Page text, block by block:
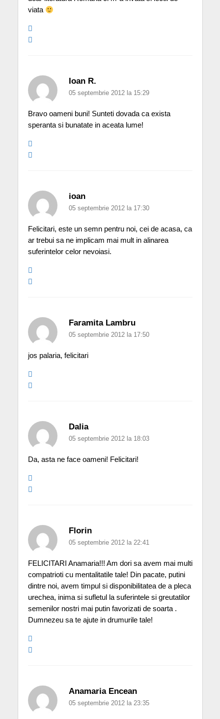
viata
Ioan R.
05 septembrie 2012 la 15:29
Bravo oameni buni! Sunteti dovada ca exista
speranta si bunatate in aceata lume!
ioan
05 septembrie 2012 la 17:30
Felicitari, este un semn pentru noi, cei de acasa, ca
ar trebui sa ne implicam mai mult in alinarea
suferintelor celor nevoiasi.
Faramita Lambru
05 septembrie 2012 la 17:50
jos palaria, felicitari
Dalia
05 septembrie 2012 la 18:03
Da, asta ne face oameni! Felicitari!
Florin
05 septembrie 2012 la 22:41
FELICITARI Anamaria!!! Am dori sa avem mai multi
compatrioti cu mentalitatile tale! Din pacate, putini
dintre noi, avem timpul si disponibilitatea de a pleca
urechea, inima si sufletul la suferintele si greutatilor
semenilor nostri mai putin favorizati de soarta .
Dumnezeu sa te ajute in drumurile tale!
Anamaria Encean
05 septembrie 2012 la 23:35